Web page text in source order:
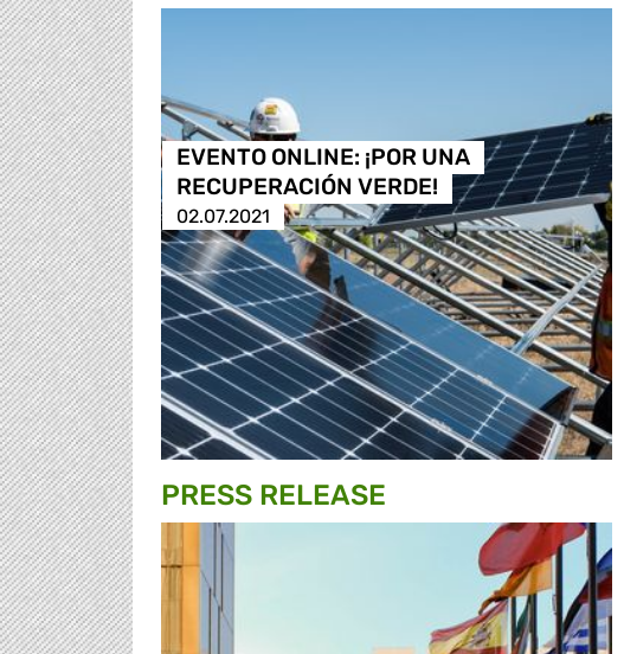
EVENTO ONLINE: ¡POR UNA
RECUPERACIÓN VERDE!
02.07.2021
PRESS RELEASE